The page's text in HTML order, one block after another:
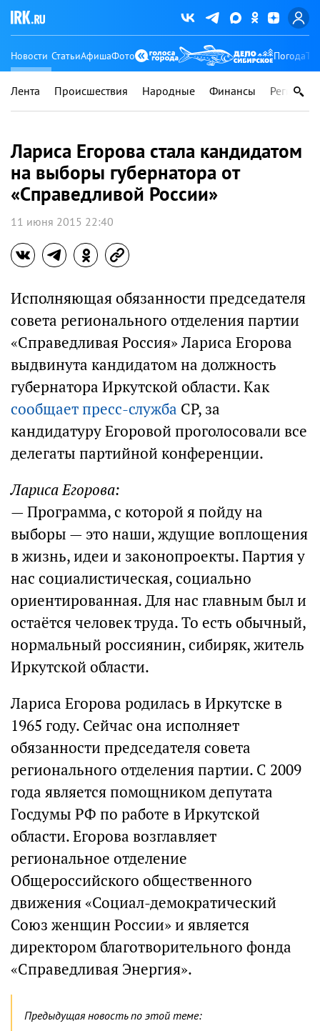
Новости СтатьиАфишаФото Погода
Лента Происшествия Народные Финансы Регионы
Лариса Егорова стала кандидатом
на выборы губернатора от
«Справедливой России»
11 июня 2015 22:40
Исполняющая обязанности председателя
совета регионального отделения партии
«Справедливая Россия» Лариса Егорова
выдвинута кандидатом на должность
губернатора Иркутской области. Как
сообщает пресс-служба СР, за
кандидатуру Егоровой проголосовали все
делегаты партийной конференции.
Лариса Егорова:
— Программа, с которой я пойду на
выборы — это наши, ждущие воплощения
в жизнь, идеи и законопроекты. Партия у
нас социалистическая, социально
ориентированная. Для нас главным был и
остаётся человек труда. То есть обычный,
нормальный россиянин, сибиряк, житель
Иркутской области.
Лариса Егорова родилась в Иркутске в
1965 году. Сейчас она исполняет
обязанности председателя совета
регионального отделения партии. С 2009
года является помощником депутата
Госдумы РФ по работе в Иркутской
области. Егорова возглавляет
региональное отделение
Общероссийского общественного
движения «Социал-демократический
Союз женщин России» и является
директором благотворительного фонда
«Справедливая Энергия».
Предыдущая новость по этой теме: